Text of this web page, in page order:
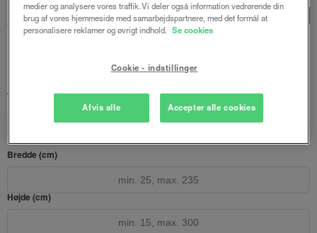
Astrid plisségardin up and
down m/snoretræk
Lys sand - Honeycomb
fra 992 kr.
1322 kr.
Design dit gardin Læs opmålingsvejledningen
Bredde (cm)
Højde (cm)
medier og analysere vores traffik. Vi deler også information vedrørende din
brug af vores hjemmeside med samarbejdspartnere, med det formål at
personalisere reklamer og øvrigt indhold. Se cookies
Cookie - indstillinger
Afvis alle Accepter alle cookies